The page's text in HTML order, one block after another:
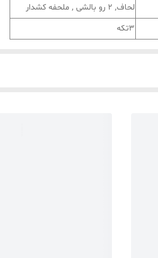
لحاف, 2 رو بالشی , ملحفه کشدار
3تکه